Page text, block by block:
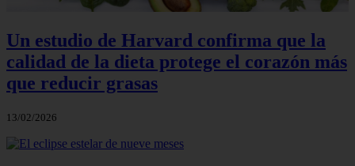
Un estudio de Harvard confirma que la
calidad de la dieta protege el corazón más
que reducir grasas
13/02/2026